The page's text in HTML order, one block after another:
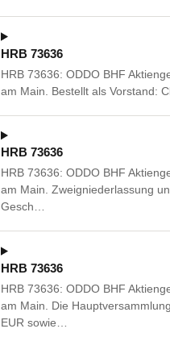
HRB 73636
HRB 73636: ODDO BHF
am Main. Bestellt als Vorstand:
HRB 73636
HRB 73636: ODDO BHF
am Main. Zweigniederlassung
Gesch…
HRB 73636
HRB 73636: ODDO BHF
am Main. Die
EUR sowie…